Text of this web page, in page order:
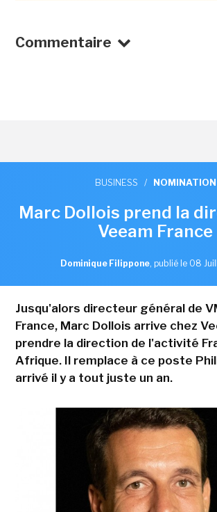
Commentaire
BUSINESS / NOMINATION
Marc Dollois prend la
Veeam France
Dominique Filippone, publié le 08
Jusqu'alors directeur général de
France, Marc Dollois arrive chez
prendre la direction de l'activité
Afrique. Il remplace à ce poste
arrivé il y a tout juste un an.